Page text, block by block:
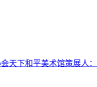
天下和平美术馆策展人